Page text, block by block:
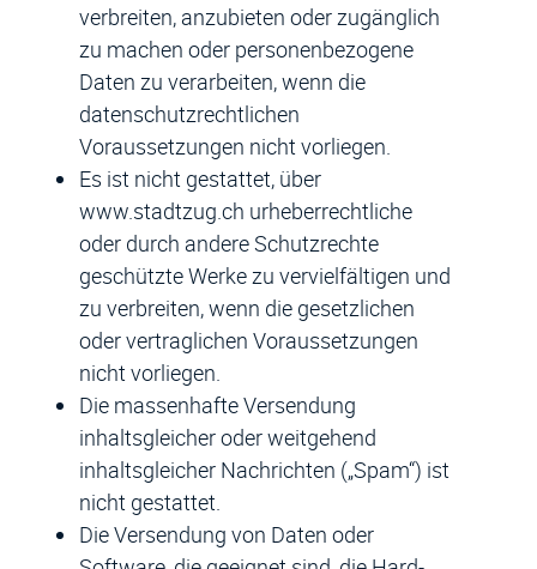
verbreiten, anzubieten oder zugänglich
zu machen oder personenbezogene
Daten zu verarbeiten, wenn die
datenschutzrechtlichen
Voraussetzungen nicht vorliegen.
Es ist nicht gestattet, über
www.stadtzug.ch urheberrechtliche
oder durch andere Schutzrechte
geschützte Werke zu vervielfältigen und
zu verbreiten, wenn die gesetzlichen
oder vertraglichen Voraussetzungen
nicht vorliegen.
Die massenhafte Versendung
inhaltsgleicher oder weitgehend
inhaltsgleicher Nachrichten („Spam“) ist
nicht gestattet.
Die Versendung von Daten oder